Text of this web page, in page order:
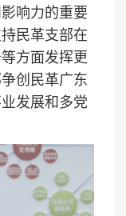
响力的重要
民革支部在
方面发挥更
创民革广东
发展和多党